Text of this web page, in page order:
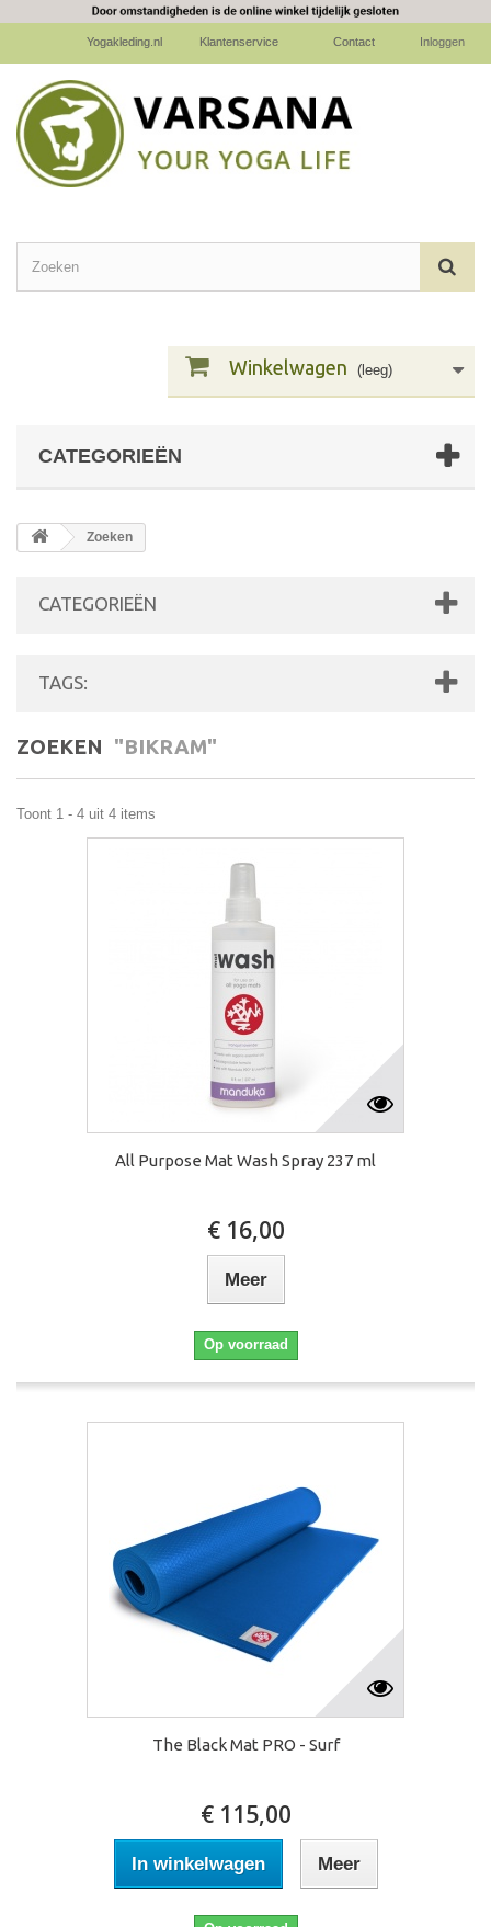
Inloggen
Contact
Klantenservice
Yogakleding.nl
Winkelwagen (leeg)
CATEGORIEËN
Zoeken
CATEGORIEËN
TAGS:
ZOEKEN "BIKRAM"
Toont 1 - 4 uit 4 items
All Purpose Mat Wash Spray 237 ml
€ 16,00
Meer
Op voorraad
The Black Mat PRO - Surf
€ 115,00
In winkelwagen Meer